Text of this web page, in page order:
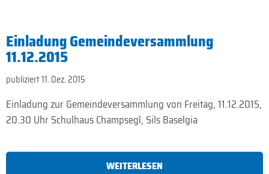
Einladung Gemeindeversammlung
11.12.2015
publiziert 11. Dez. 2015
Einladung zur Gemeindeversammlung von Freitag, 11.12.2015,
20.30 Uhr Schulhaus Champsegl, Sils Baselgia
WEITERLESEN